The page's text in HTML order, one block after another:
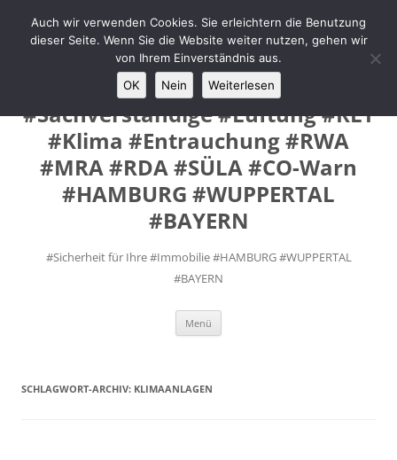
Inhalt
springenMANUEL #FEY INGENIEURE
#Prüfsachverständige #VdS
Fremd- Sachverständige
#Sachverständige #Lüftung #RLT
#Klima #Entrauchung #RWA
#MRA #RDA #SÜLA #CO-Warn
#HAMBURG #WUPPERTAL
#BAYERN
#Sicherheit für Ihre #Immobilie #HAMBURG #WUPPERTAL
#BAYERN
Menü
SCHLAGWORT-ARCHIV: KLIMAANLAGEN
Auch wir verwenden Cookies. Sie erleichtern die Benutzung
dieser Seite. Wenn Sie die Website weiter nutzen, gehen wir
von Ihrem Einverständnis aus.
OK
Nein Weiterlesen